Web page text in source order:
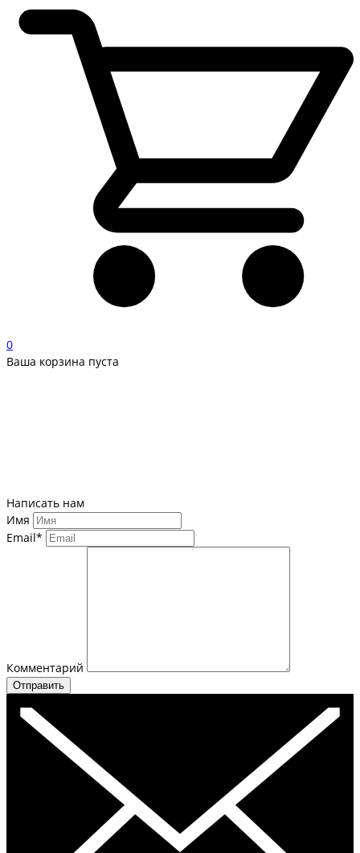
0
Ваша корзина пуста
Написать нам
Имя
Email*
Комментарий
Отправить